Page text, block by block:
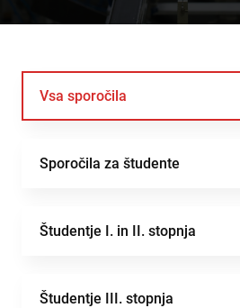
Vsa sporočila
Sporočila za študente
Študentje I. in II. stopnja
Študentje III. stopnja